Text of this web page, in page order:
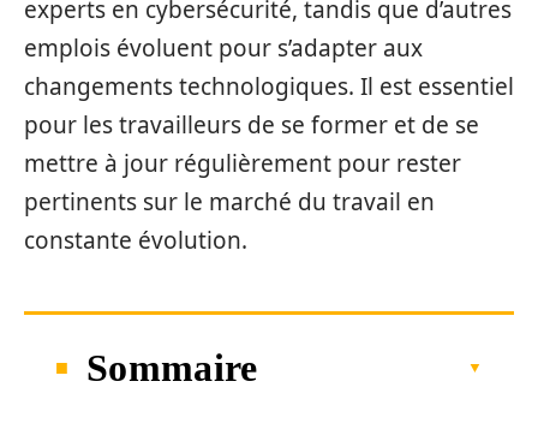
experts en cybersécurité, tandis que d’autres
emplois évoluent pour s’adapter aux
changements technologiques. Il est essentiel
pour les travailleurs de se former et de se
mettre à jour régulièrement pour rester
pertinents sur le marché du travail en
constante évolution.
Sommaire